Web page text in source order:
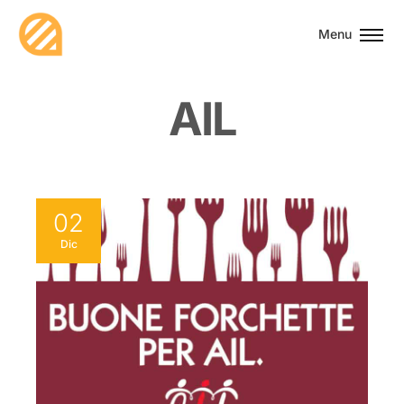
Menu
AIL
02
Dic